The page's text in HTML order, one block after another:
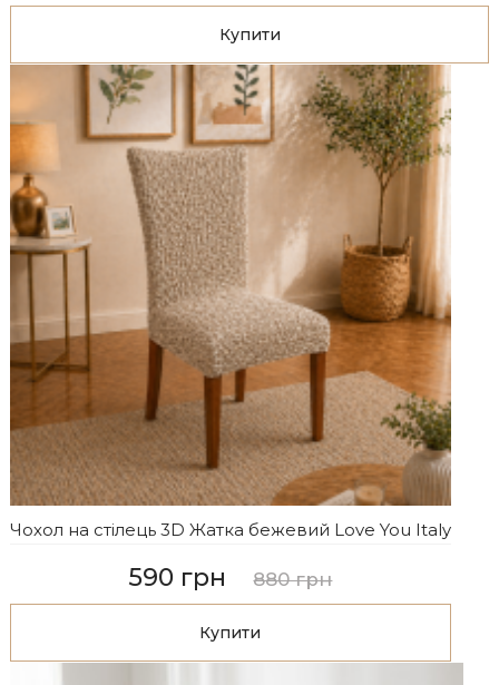
Купити
Чохол на стілець 3D Жатка бежевий Love You Italy
590 грн 880 грн
Купити